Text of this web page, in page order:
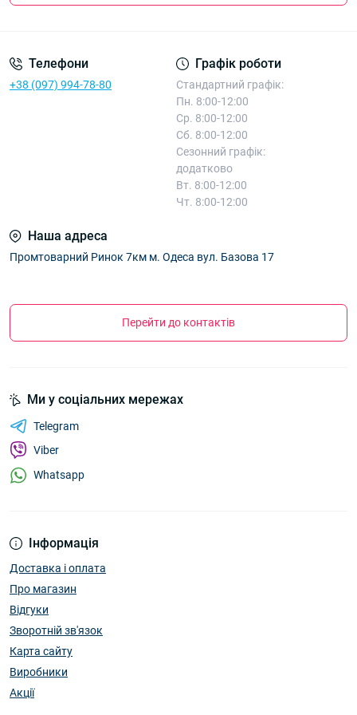
Телефони
+38 (097) 994-78-80
Графік роботи
Стандартний графік:
Пн. 8:00-12:00
Ср. 8:00-12:00
Сб. 8:00-12:00
Сезонний графік:
додатково
Вт. 8:00-12:00
Чт. 8:00-12:00
Наша адреса
Промтоварний Ринок 7км м. Одеса вул. Базова 17
Перейти до контактів
Інформація
Доставка і оплата
Про магазин
Відгуки
Зворотній зв'язок
Карта сайту
Виробники
Акції
Ми у соціальних мережах
Telegram
Viber
Whatsapp